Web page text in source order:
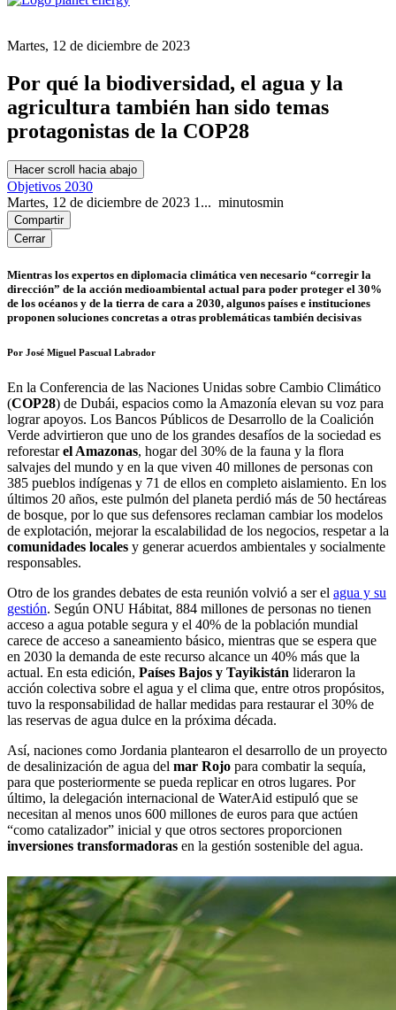
Martes, 12 de diciembre de 2023
Por qué la biodiversidad, el agua y la
agricultura también han sido temas
protagonistas de la COP28
Hacer scroll hacia abajo
Objetivos 2030
Martes, 12 de diciembre de 2023 1... minutosmin
Compartir
Cerrar
Mientras los expertos en diplomacia climática ven necesario “corregir la
dirección” de la acción medioambiental actual para poder proteger el 30%
de los océanos y de la tierra de cara a 2030, algunos países e instituciones
proponen soluciones concretas a otras problemáticas también decisivas
Por José Miguel Pascual Labrador
En la Conferencia de las Naciones Unidas sobre Cambio Climático
(COP28) de Dubái, espacios como la Amazonía elevan su voz para
lograr apoyos. Los Bancos Públicos de Desarrollo de la Coalición
Verde advirtieron que uno de los grandes desafíos de la sociedad es
reforestarel Amazonas, hogar del 30% de la fauna y la flora
salvajes del mundo y en la que viven 40 millones de personas con
385 pueblos indígenas y 71 de ellos en completo aislamiento. En los
últimos 20 años, este pulmón del planeta perdió más de 50 hectáreas
de bosque, por lo que sus defensores reclaman cambiar los modelos
de explotación, mejorar la escalabilidad de los negocios, respetar a la
comunidades locales y generar acuerdos ambientales y socialmente
responsables.
Otro de los grandes debates de esta reunión volvió a ser el agua y su
gestión. Según ONU Hábitat, 884 millones de personas no tienen
acceso a agua potable segura y el 40% de la población mundial
carece de acceso a saneamiento básico, mientras que se espera que
en 2030 la demanda de este recurso alcance un 40% más que la
actual. En esta edición, Países Bajos y Tayikistán lideraron la
acción colectiva sobre el agua y el clima que, entre otros propósitos,
tuvo la responsabilidad de hallar medidas para restaurar el 30% de
las reservas de agua dulce en la próxima década.
Así, naciones como Jordania plantearon el desarrollo de un proyecto
de desalinización de agua del mar Rojo para combatir la sequía,
para que posteriormente se pueda replicar en otros lugares. Por
último, la delegación internacional de WaterAid estipuló que se
necesitan al menos unos 600 millones de euros para que actúen
“como catalizador” inicial y que otros sectores proporcionen
inversiones transformadoras en la gestión sostenible del agua.